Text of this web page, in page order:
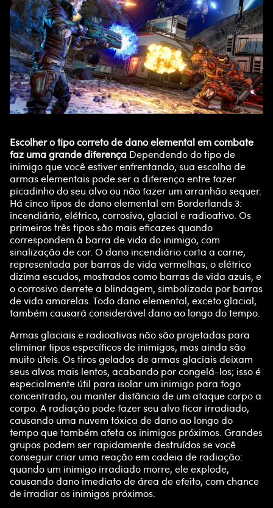
Escolher o tipo correto de dano elemental em combate
faz uma grande diferença Dependendo do tipo de
inimigo que você estiver enfrentando, sua escolha de
armas elementais pode ser a diferença entre fazer
picadinho do seu alvo ou não fazer um arranhão sequer.
Há cinco tipos de dano elemental em Borderlands 3:
incendiário, elétrico, corrosivo, glacial e radioativo. Os
primeiros três tipos são mais eficazes quando
correspondem à barra de vida do inimigo, com
sinalização de cor. O dano incendiário corta a carne,
representada por barras de vida vermelhas; o elétrico
dizima escudos, mostrados como barras de vida azuis, e
o corrosivo derrete a blindagem, simbolizada por barras
de vida amarelas. Todo dano elemental, exceto glacial,
também causará considerável dano ao longo do tempo.
Armas glaciais e radioativas não são projetadas para
eliminar tipos específicos de inimigos, mas ainda são
muito úteis. Os tiros gelados de armas glaciais deixam
seus alvos mais lentos, acabando por congelá-los; isso é
especialmente útil para isolar um inimigo para fogo
concentrado, ou manter distância de um ataque corpo a
corpo. A radiação pode fazer seu alvo ficar irradiado,
causando uma nuvem tóxica de dano ao longo do
tempo que também afeta os inimigos próximos. Grandes
grupos podem ser rapidamente destruídos se você
conseguir criar uma reação em cadeia de radiação:
quando um inimigo irradiado morre, ele explode,
causando dano imediato de área de efeito, com chance
de irradiar os inimigos próximos.